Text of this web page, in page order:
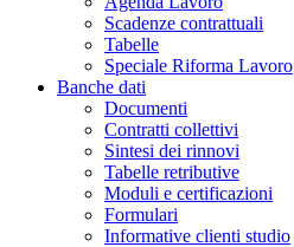
Scadenze contrattuali
Tabelle
Speciale Riforma Lavoro
Banche dati
Documenti
Contratti collettivi
Sintesi dei rinnovi
Tabelle retributive
Moduli e certificazioni
Formulari
Informative clienti studio